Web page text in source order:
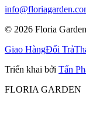
© 2026 Floria
Giao HàngĐổi Trả
Triển khai bởi Tấn
FLORIA GARDEN